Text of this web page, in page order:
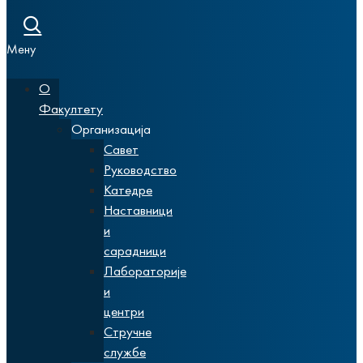
Мену
О
Факултету
Организација
Савет
Руководство
Катедре
Наставници
и
сарадници
Лабораторије
и
центри
Стручне
службе